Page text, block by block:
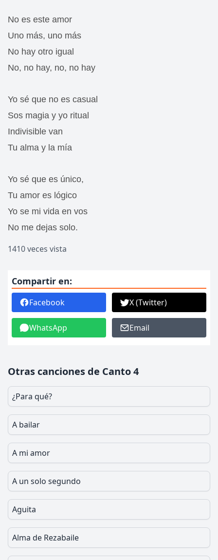
No es este amor
Uno más, uno más
No hay otro igual
No, no hay, no, no hay
Yo sé que no es casual
Sos magia y yo ritual
Indivisible van
Tu alma y la mía
Yo sé que es único,
Tu amor es lógico
Yo se mi vida en vos
No me dejas solo.
1410 veces vista
Compartir en:
Facebook X (Twitter)
WhatsApp Email
Otras canciones de Canto 4
¿Para qué?
A bailar
A mi amor
A un solo segundo
Aguita
Alma de Rezabaile